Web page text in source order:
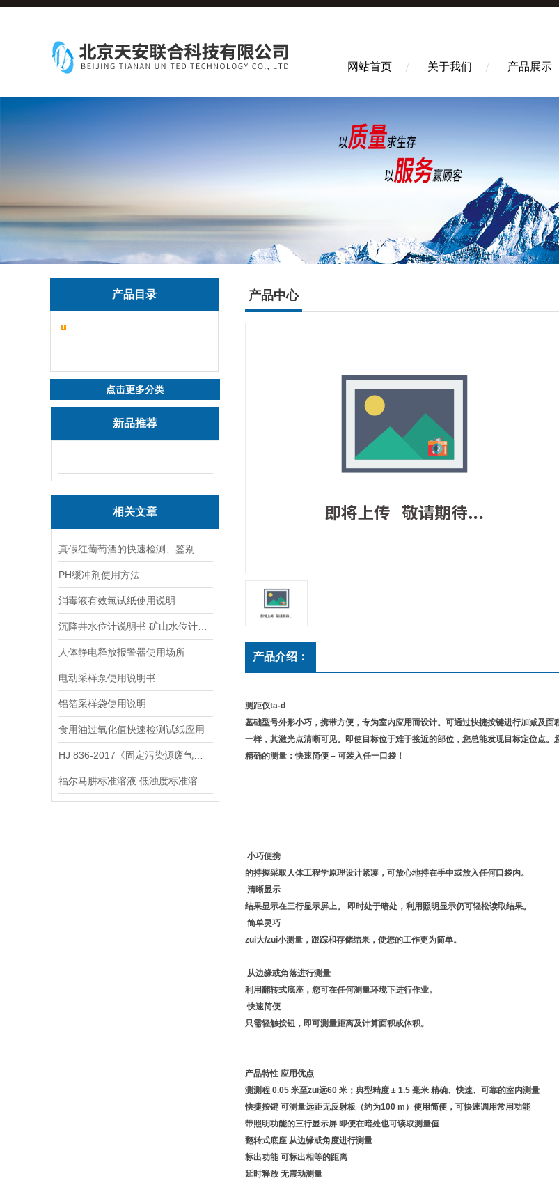
网站首页 关于我们 产品展示
产品目录
点击更多分类
新品推荐
相关文章
真假红葡萄酒的快速检测、鉴别
PH缓冲剂使用方法
消毒液有效氯试纸使用说明
人体静电释放报警器使用场所
电动采样泵使用说明书
铝箔采样袋使用说明
食用油过氧化值快速检测试纸应用
产品中心
产品介绍：
测距仪ta-d
基础型号外形小巧，携带方便，专为室内应用而设计。可通过快捷按键进行加减及
一样，其激光点清晰可见。即使目标位于难于接近的部位，您总能发现目标定位点。
精确的测量：快速简便 – 可装入任一口袋！
小巧便携
的持握采取人体工程学原理设计紧凑，可放心地持在手中或放入任何口袋内。
清晰显示
结果显示在三行显示屏上。 即时处于暗处，利用照明显示仍可轻松读取结果。
简单灵巧
zui大/zui小测量，跟踪和存储结果，使您的工作更为简单。
从边缘或角落进行测量
利用翻转式底座，您可在任何测量环境下进行作业。
快速简便
只需轻触按钮，即可测量距离及计算面积或体积。
产品特性 应用优点
测测程 0.05 米至zui远60 米；典型精度 ± 1.5 毫米 精确、快速、可靠的室内测量
快捷按键 可测量远距无反射板（约为100 m）使用简便，可快速调用常用功能
带照明功能的三行显示屏 即便在暗处也可读取测量值
翻转式底座 从边缘或角度进行测量
标出功能 可标出相等的距离
延时释放 无震动测量